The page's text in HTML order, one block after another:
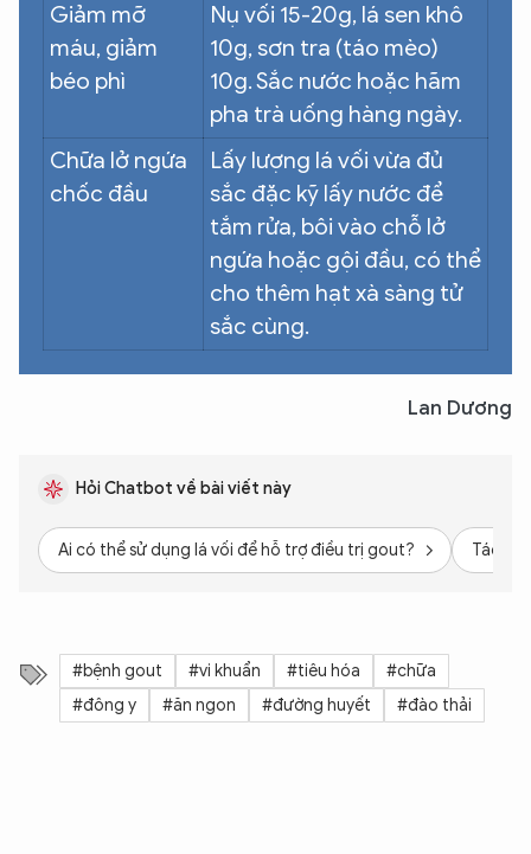
Giảm mỡ
máu, giảm
béo phì
Nụ vối 15-20g, lá sen khô
10g, sơn tra (táo mèo)
10g. Sắc nước hoặc hãm
pha trà uống hàng ngày.
Chữa lở ngứa
chốc đầu
Lấy lượng lá vối vừa đủ
sắc đặc kỹ lấy nước để
tắm rửa, bôi vào chỗ lở
ngứa hoặc gội đầu, có thể
cho thêm hạt xà sàng tử
sắc cùng.
Lan Dương
Hỏi Chatbot về bài viết này
Ai có thể sử dụng lá vối để hỗ trợ điều trị gout? Tác
#bệnh gout #vi khuẩn #tiêu hóa
#chữa
#đông y
#ăn ngon #đường huyết #đào thải